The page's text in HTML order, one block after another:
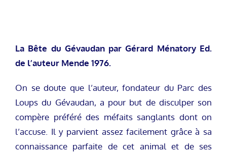
La Bête du Gévaudan par Gérard Ménatory Ed.
de l’auteur Mende 1976.
On se doute que l’auteur, fondateur du Parc des
Loups du Gévaudan, a pour but de disculper son
compère préféré des méfaits sanglants dont on
l’accuse. Il y parvient assez facilement grâce à sa
connaissance parfaite de cet animal et de ses